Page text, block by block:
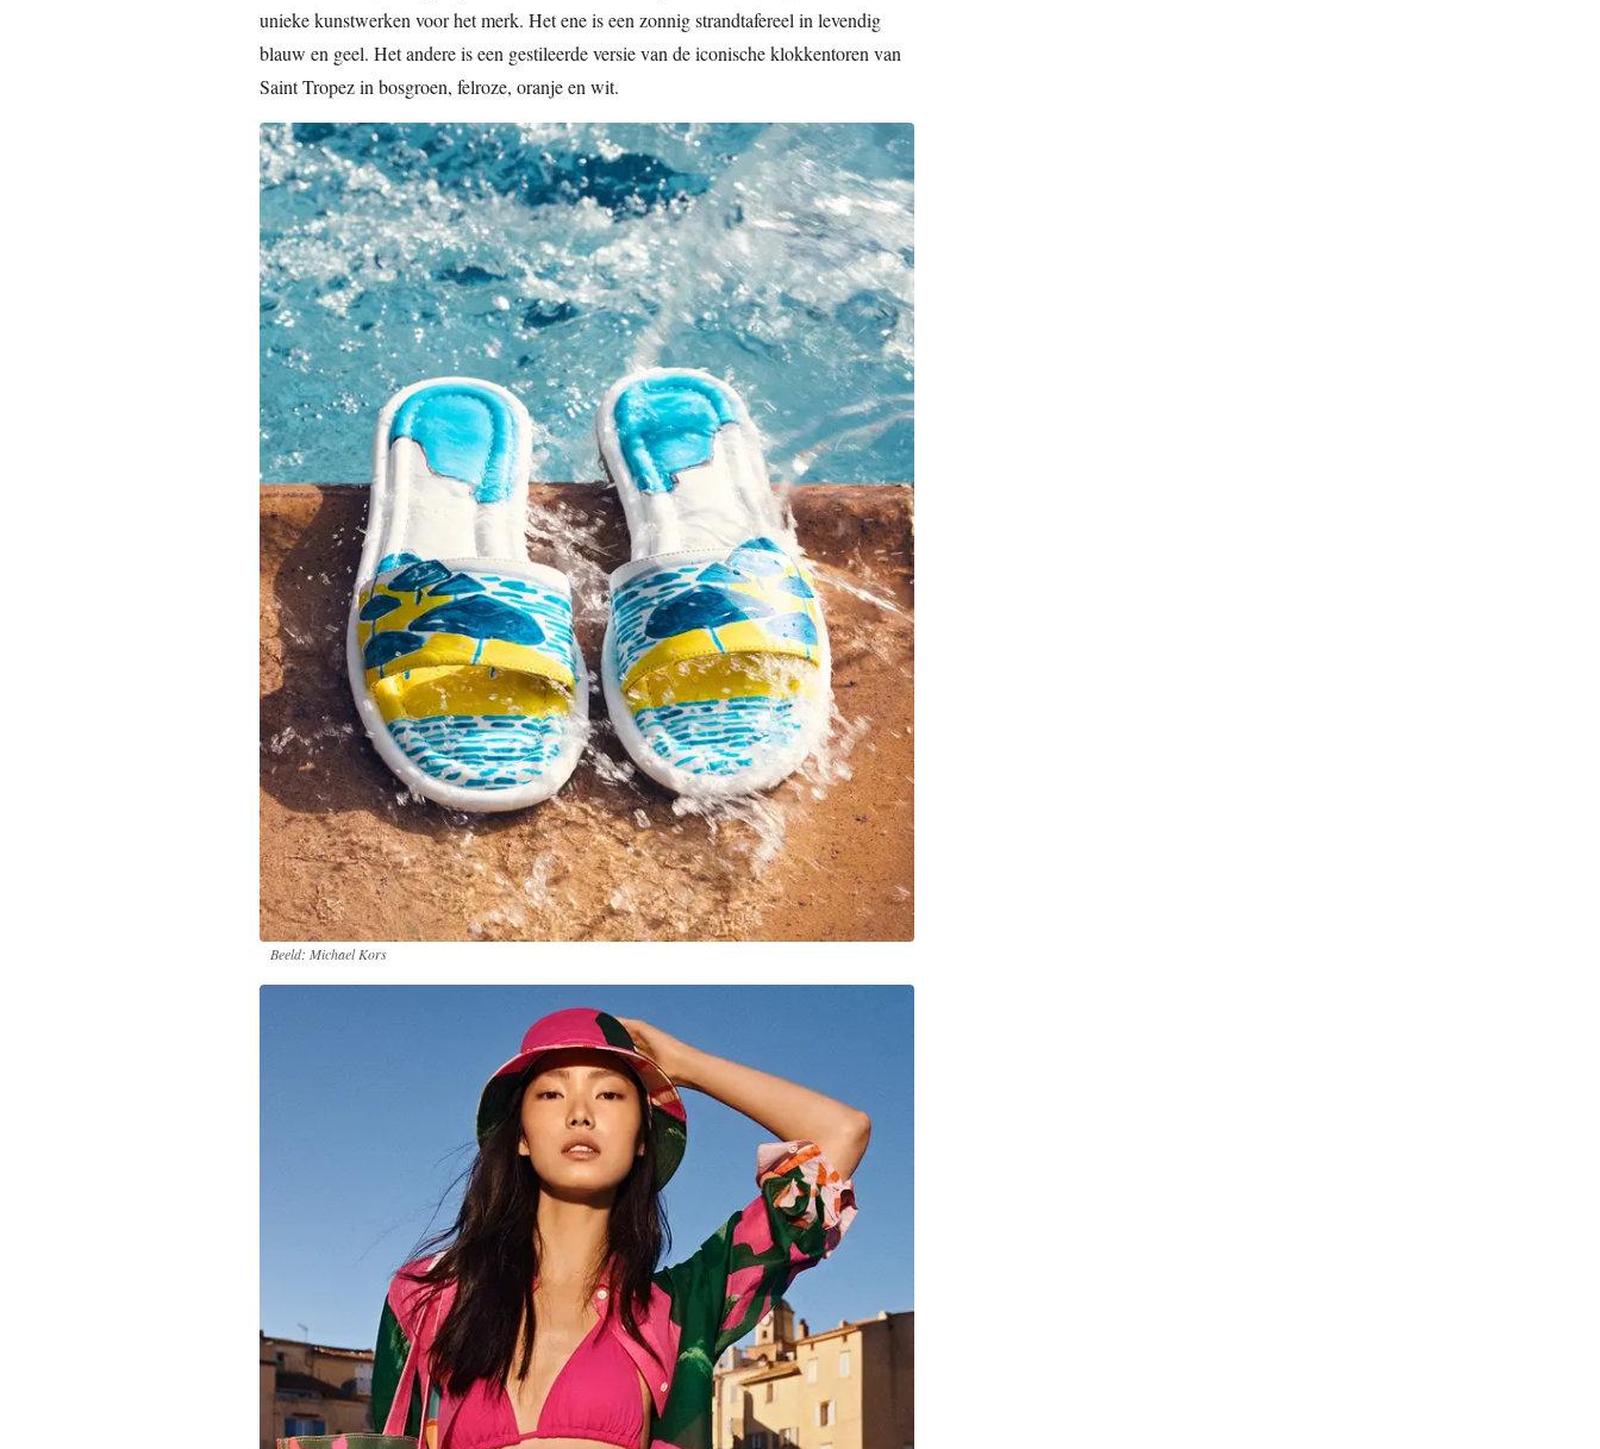
unieke kunstwerken voor het merk. Het ene is een zonnig strandtafereel in levendig
blauw en geel. Het andere is een gestileerde versie van de iconische klokkentoren van
Saint Tropez in bosgroen, felroze, oranje en wit.
Beeld: Michael Kors